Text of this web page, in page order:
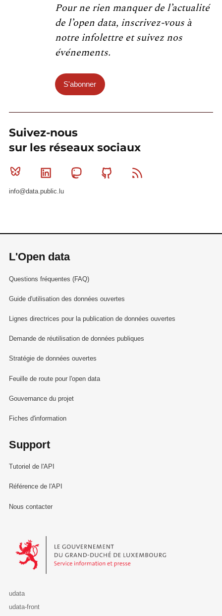
Pour ne rien manquer de l’actualité
de l’open data, inscrivez-vous à
notre infolettre et suivez nos
événements.
S'abonner
Suivez-nous
sur les réseaux sociaux
Bluesky Linkedin MastodonGithub
info@data.public.lu
L'Open data
Questions fréquentes (FAQ)
Guide d'utilisation des données ouvertes
Lignes directrices pour la publication de données ouvertes
Demande de réutilisation de données publiques
Stratégie de données ouvertes
Feuille de route pour l'open data
Gouvernance du projet
Fiches d'information
Support
Tutoriel de l'API
Référence de l'API
Nous contacter
Le Gouvernement du Grand-Duché de Luxembourg - Service
udata
udata-front